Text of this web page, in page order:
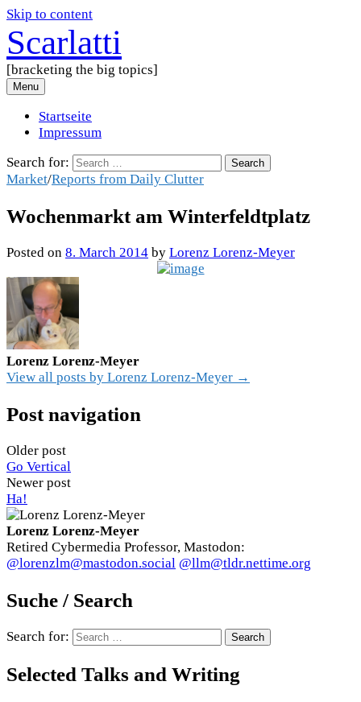
Skip to content
Scarlatti
[bracketing the big topics]
Menu
Startseite
Impressum
Search for:
Market/Reports from Daily Clutter
Wochenmarkt am Winterfeldtplatz
Posted on 8. March 2014 by Lorenz Lorenz-Meyer
Lorenz Lorenz-Meyer
View all posts by Lorenz Lorenz-Meyer →
Post navigation
Older post
Go Vertical
Newer post
Ha!
Lorenz Lorenz-Meyer
Retired Cybermedia Professor, Mastodon:
@lorenzlm@mastodon.social @llm@tldr.nettime.org
Suche / Search
Search for:
Selected Talks and Writing